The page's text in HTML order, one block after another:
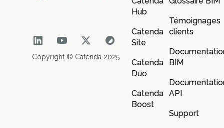
Copyright © Catenda 2025
Hub
Catenda
Site
Catenda
Duo
Catenda
Boost
Témoignages
clients
BIM
API
Support